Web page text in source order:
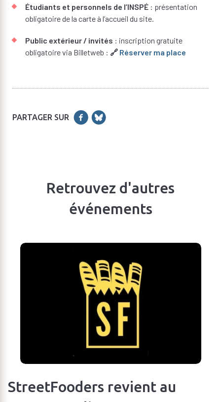
Étudiants et personnels de l’INSPÉ : présentation
obligatoire de la carte à l’accueil du site.
Public extérieur / invités : inscription gratuite
obligatoire via Billetweb : 🔗 Réserver ma place
PARTAGER SUR
Retrouvez d'autres
événements
StreetFooders revient au